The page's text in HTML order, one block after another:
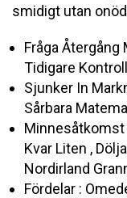
smidigt utan
Fråga Återgång
Tidigare
Sjunker In
Sårbara
Minnesåtkomst
Kvar Liten ,
Nordirland
Fördelar :